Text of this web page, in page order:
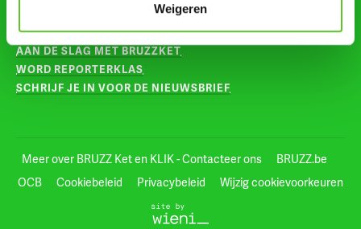
Weigeren
VOOR LEERKRACHTEN
AAN DE SLAG MET BRUZZKET
WORD REPORTERKLAS
SCHRIJF JE IN VOOR DE NIEUWSBRIEF
Meer over BRUZZ Ket en KLIK - Contacteer ons
BRUZZ.be
OCB
Cookiebeleid Privacybeleid Wijzig cookievoorkeuren